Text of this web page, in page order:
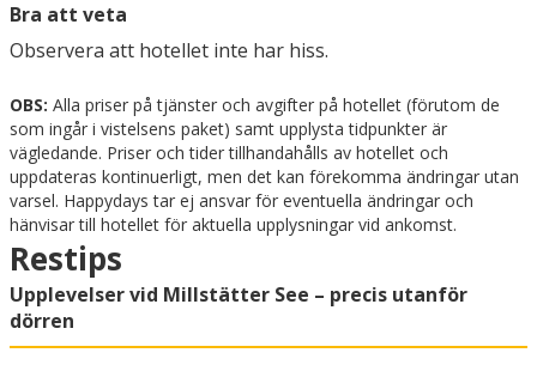
Bra att veta
Observera att hotellet inte har hiss.
OBS: Alla priser på tjänster och avgifter på hotellet (förutom de
som ingår i vistelsens paket) samt upplysta tidpunkter är
vägledande. Priser och tider tillhandahålls av hotellet och
uppdateras kontinuerligt, men det kan förekomma ändringar utan
varsel. Happydays tar ej ansvar för eventuella ändringar och
hänvisar till hotellet för aktuella upplysningar vid ankomst.
Restips
Upplevelser vid Millstätter See – precis utanför
dörren